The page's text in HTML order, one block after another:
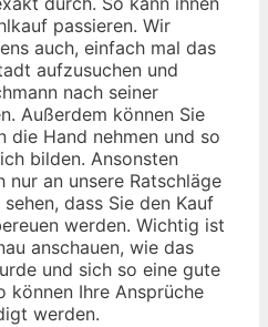
passieren. Wir
auch, einfach mal das
aufzusuchen und
nach seiner
Außerdem können Sie
die Hand nehmen und so
bilden. Ansonsten
nur an unsere Ratschläge
dass Sie den Kauf
werden. Wichtig ist
anschauen, wie das
und sich so eine gute
können Ihre Ansprüche
werden.